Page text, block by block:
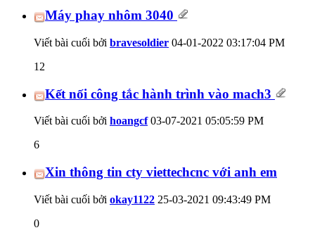
Máy phay nhôm 3040
Viết bài cuối bởi bravesoldier 04-01-2022 03:17:04 PM
12
Kết nối công tắc hành trình vào mach3
Viết bài cuối bởi hoangcf03-07-2021 05:05:59 PM
6
Xin thông tin cty viettechcnc với anh em
Viết bài cuối bởi okay1122 25-03-2021 09:43:49 PM
0